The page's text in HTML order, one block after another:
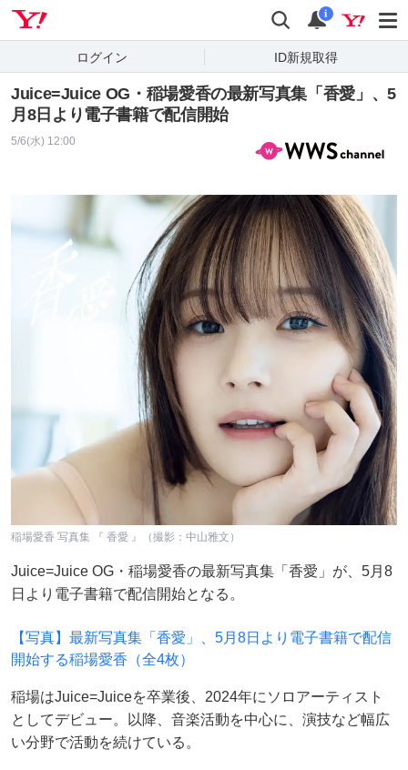
検索 通知
i
ログイン ID新規取得
Juice=Juice OG・稲場愛香の最新写真集「香愛」、5
月8日より電子書籍で配信開始
5/6(水) 12:00
稲場愛香 写真集 『 香愛 』（撮影：中山雅文）
Juice=Juice OG・稲場愛香の最新写真集「香愛」が、5月8
日より電子書籍で配信開始となる。
【写真】最新写真集「香愛」、5月8日より電子書籍で配信
開始する稲場愛香（全4枚）
稲場はJuice=Juiceを卒業後、2024年にソロアーティスト
としてデビュー。以降、音楽活動を中心に、演技など幅広
い分野で活動を続けている。